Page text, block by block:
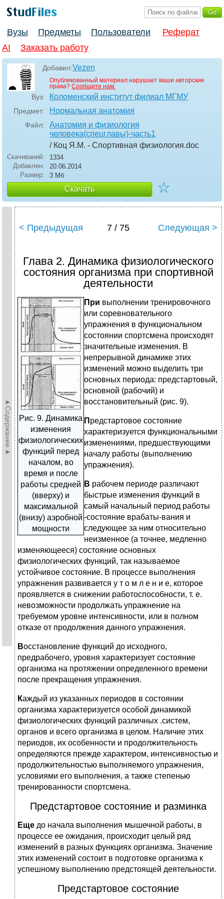
Вузы Предметы Пользователи
Реферат
AI
Заказать работу
Добавил:Vezen
Опубликованный материал нарушает ваши авторские
права? Сообщите нам.
Вуз: Коломенский институт филиал МГМУ
Предмет: Нормальная анатомия
Файл:
Анатомия и физиология
человека(спецглавы)-часть1
/ Коц Я.М. - Спортивная физиология.doc
Скачиваний:
1334
Добавлен:
20.06.2014
Размер:
3 Мб
Скачать ☆
►Содержание►
< Предыдущая 7 / 75 Следующая >
Глава 2. Динамика физиологического
состояния организма при спортивной
деятельности
Рис. 9. Динамика
изменения
физиологических
функций перед
началом, во
время и после
работы средней
(вверху) и
максимальной
(внизу) аэробной
мощности
При выполнении тренировочного
или соревновательного
упражнения в функциональном
состоянии спортсмена происходят
значительные изменения. В
непрерывной динамике этих
изменений можно выделить три
основных периода: предстартовый,
основной (рабочий) и
восстановительный (рис. 9).
П редстартовое состояние
характеризуется функциональными
изменениями, предшествующими
началу работы (выполнению
упражнения).
В рабочем периоде различают
быстрые изменения функций в
самый начальный период работы
-состояние врабаты-вания и
следующее за ним относительно
неизменное (а точнее, медленно
изменяющееся) состояние основных
физиологических функций, так называемое
устойчивое состояние. В процессе выполнения
упражнения развивается у т о м л е н и е, которое
проявляется в снижении работоспособности, т. е.
невозможности продолжать упражнение на
требуемом уровне интенсивности, или в полном
отказе от продолжения данного упражнения.
Восстановление функций до исходного,
предрабочего, уровня характеризует состояние
организма на протяжении определенного времени
после прекращения упражнения.
Каждый из указанных периодов в состоянии
организма характеризуется особой динамикой
физиологических функций различных .систем,
органов и всего организма в целом. Наличие этих
периодов, их особенности и продолжительность
определяются прежде характером, интенсивностью и
продолжительностью выполняемого упражнения,
условиями его выполнения, а также степенью
тренированности спортсмена.
Предстартовое состояние и разминка
Еще до начала выполнения мышечной работы, в
процессе ее ожидания, происходит целый ряд
изменений в разных функциях организма. Значение
этих изменений состоит в подготовке организма к
успешному выполнению предстоящей деятельности.
Предстартовое состояние